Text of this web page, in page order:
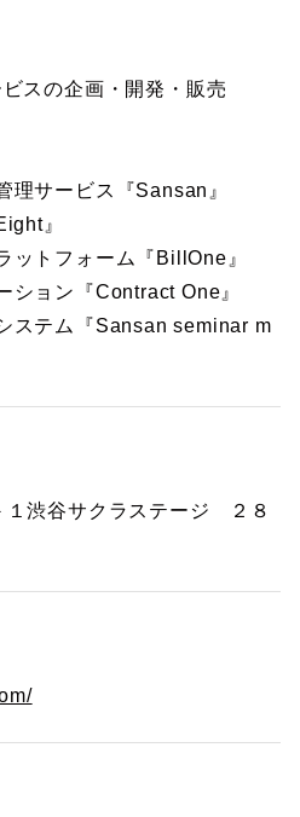
スの企画・開発・販売
理サービス『Sansan』
』
ットフォーム『BillOne』
ション『Contract One』
ステム『Sansan seminar m
１渋谷サクラステージ ２８